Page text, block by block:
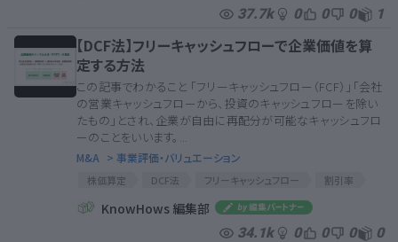
37.7k 0 0 0 1
【DCF法】フリーキャッシュフローで企業価値を算
定する方法
この記事でわかること 「フリーキャッシュフロー（FCF）」「会社
の営業キャッシュフローから、投資のキャッシュフローを除い
たもの」とされ、企業が自由に再配分が可能なキャッシュフロ
ーのことをいいます。...
M&A > 事業評価・バリュエーション
株価算定 DCF法 フリーキャッシュフロー
割引率
WACCKnowHows 編集部
34.1k 0 0 0 0